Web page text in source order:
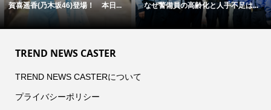
賀喜遥香(乃木坂46)登場！ 本日... なぜ警備員の高齢化と人手不足は...
TREND NEWS CASTER
TREND NEWS CASTERについて
プライバシーポリシー